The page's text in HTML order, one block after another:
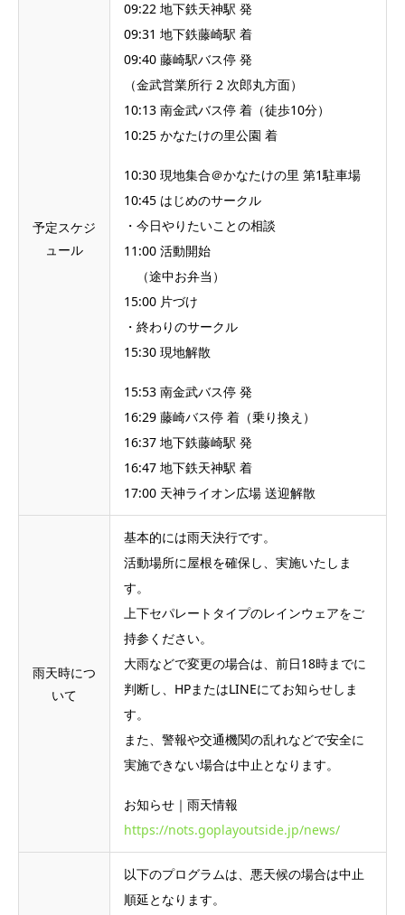
予定スケジ
ュール
09:22 地下鉄天神駅 発
09:31 地下鉄藤崎駅 着
09:40 藤崎駅バス停 発
（金武営業所行 2 次郎丸方面）
10:13 南金武バス停 着（徒歩10分）
10:25 かなたけの里公園 着
10:30 現地集合＠かなたけの里 第1駐車場
10:45 はじめのサークル
・今日やりたいことの相談
11:00 活動開始
（途中お弁当）
15:00 片づけ
・終わりのサークル
15:30 現地解散
15:53 南金武バス停 発
16:29 藤崎バス停 着（乗り換え）
16:37 地下鉄藤崎駅 発
16:47 地下鉄天神駅 着
17:00 天神ライオン広場 送迎解散
雨天時につ
いて
基本的には雨天決行です。
活動場所に屋根を確保し、実施いたしま
す。
上下セパレートタイプのレインウェアをご
持参ください。
大雨などで変更の場合は、前日18時までに
判断し、HPまたはLINEにてお知らせしま
す。
また、警報や交通機関の乱れなどで安全に
実施できない場合は中止となります。
お知らせ｜雨天情報
https://nots.goplayoutside.jp/news/
以下のプログラムは、悪天候の場合は中止
順延となります。